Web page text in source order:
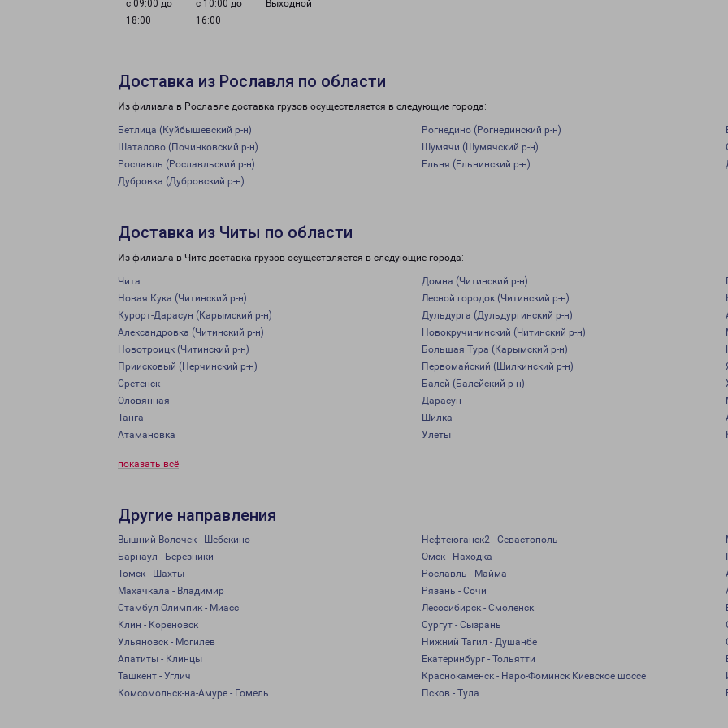
с 09:00 до
18:00
с 10:00 до
16:00
Выходной
Доставка из Рославля по области
Из филиала в Рославле доставка грузов осуществляется в следующие города:
Бетлица (Куйбышевский р-н) Рогнедино (Рогнединский р-н)
Шаталово (Починковский р-н)
Шумячи (Шумячский р-н)
Рославль (Рославльский р-н)
Ельня (Ельнинский р-н)
Дубровка (Дубровский р-н)
Доставка из Читы по области
Из филиала в Чите доставка грузов осуществляется в следующие города:
Чита Домна (Читинский р-н)
Новая Кука (Читинский р-н)
Лесной городок (Читинский р-н)
Курорт-Дарасун (Карымский р-н)
Дульдурга (Дульдургинский р-н)
Александровка (Читинский р-н)
Новокручининский (Читинский р-н)
Новотроицк (Читинский р-н)
Большая Тура (Карымский р-н)
Приисковый (Нерчинский р-н)
Первомайский (Шилкинский р-н)
Сретенск
Балей (Балейский р-н)
Оловянная
Дарасун
Танга
Шилка
Атамановка
Улеты
показать всё
Другие направления
Вышний Волочек - Шебекино Нефтеюганск2 - Севастополь
Барнаул - Березники
Омск - Находка
Томск - Шахты
Рославль - Майма
Махачкала - Владимир
Рязань - Сочи
Стамбул Олимпик - Миасс
Лесосибирск - Смоленск
Клин - Кореновск
Сургут - Сызрань
Ульяновск - Могилев
Нижний Тагил - Душанбе
Апатиты - Клинцы
Екатеринбург - Тольятти
Ташкент - Углич
Краснокаменск - Наро-Фоминск Киевское шоссе
Комсомольск-на-Амуре - Гомель
Псков - Тула